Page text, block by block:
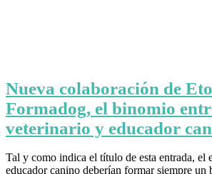
Nueva colaboración de
Formadog, el binomio
veterinario y educador
Tal y como indica el título de esta entrada, el
educador canino deberían formar siempre